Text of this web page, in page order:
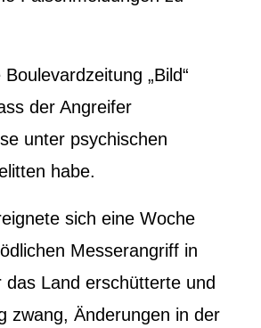
„Bild“
der Angreifer
unter psychischen
habe.
sich eine Woche
Messerangriff in
das Land erschütterte und
zwang, Änderungen in der